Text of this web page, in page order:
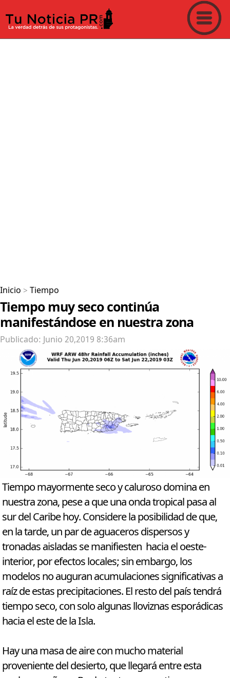
Inicio > Tiempo
Tiempo muy seco continúa
manifestándose en nuestra zona
Publicado: Junio 20,2019 8:36am
Tiempo mayormente seco y caluroso domina en
nuestra zona, pese a que una onda tropical pasa al
sur del Caribe hoy. Considere la posibilidad de que,
en la tarde, un par de aguaceros dispersos y
tronadas aisladas se manifiesten hacia el oeste-
interior, por efectos locales; sin embargo, los
modelos no auguran acumulaciones significativas a
raíz de estas precipitaciones. El resto del país tendrá
tiempo seco, con solo algunas lloviznas esporádicas
hacia el este de la Isla.
Hay una masa de aire con mucho material
proveniente del desierto, que llegará entre esta